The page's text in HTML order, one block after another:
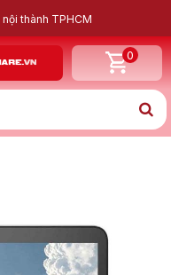
thành TPHCM
0
TÔI X
| Intel HD Graphics
FHD